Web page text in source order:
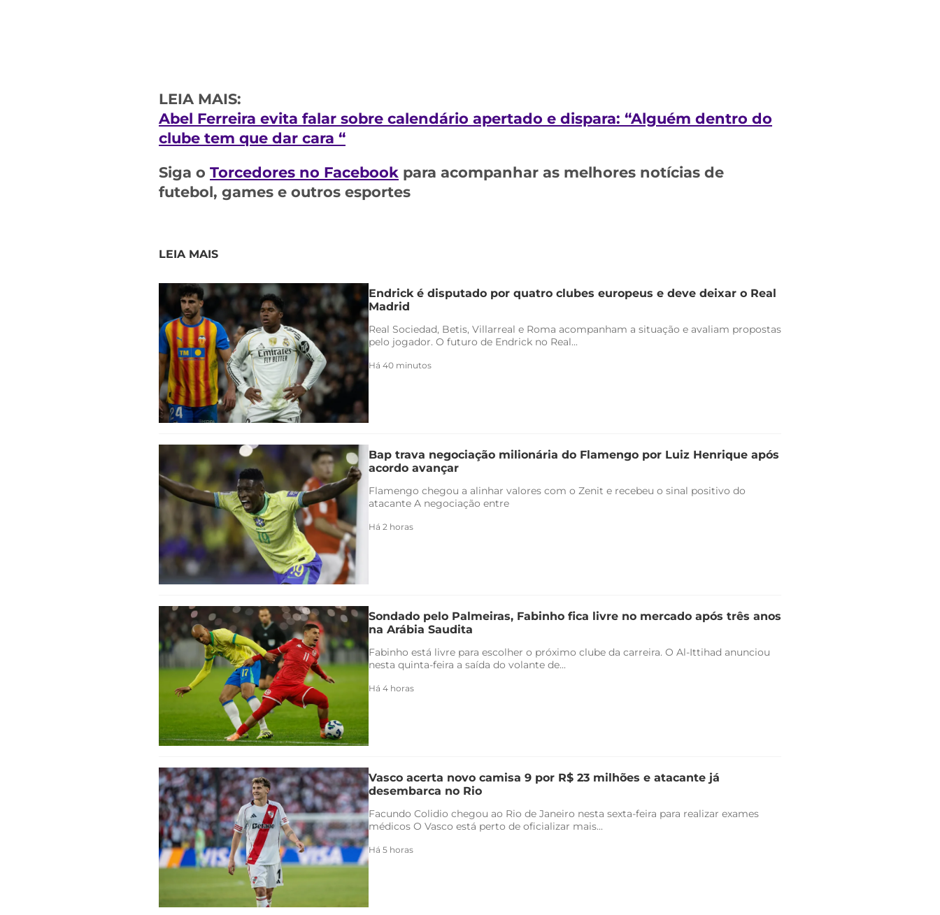
LEIA MAIS:
Abel Ferreira evita falar sobre calendário apertado e dispara: “Alguém dentro do
clube tem que dar cara “
Siga o Torcedores no Facebook para acompanhar as melhores notícias de
futebol, games e outros esportes
LEIA MAIS
Endrick é disputado por quatro clubes europeus e deve deixar o Real
Madrid
Real Sociedad, Betis, Villarreal e Roma acompanham a situação e avaliam propostas
pelo jogador. O futuro de Endrick no Real...
Há 40 minutos
Bap trava negociação milionária do Flamengo por Luiz Henrique após
acordo avançar
Flamengo chegou a alinhar valores com o Zenit e recebeu o sinal positivo do
atacante A negociação entre
Há 2 horas
Sondado pelo Palmeiras, Fabinho fica livre no mercado após três anos
na Arábia Saudita
Fabinho está livre para escolher o próximo clube da carreira. O Al-Ittihad anunciou
nesta quinta-feira a saída do volante de...
Há 4 horas
Vasco acerta novo camisa 9 por R$ 23 milhões e atacante já
desembarca no Rio
Facundo Colidio chegou ao Rio de Janeiro nesta sexta-feira para realizar exames
médicos O Vasco está perto de oficializar mais...
Há 5 horas